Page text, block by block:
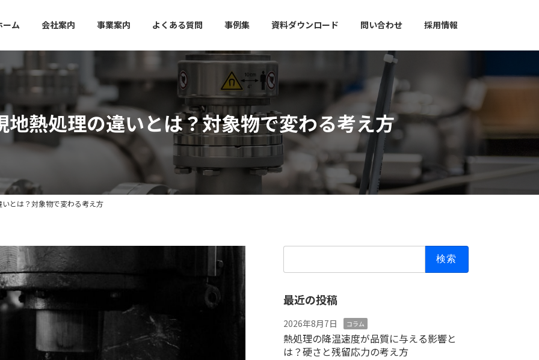
ーム 会社案内 事業案内 よくある質問 事例集 資料ダウンロード 問い合わせ 採用情報
地熱処理の違いとは？対象物で変わる考え方
とは？対象物で変わる考え方
最近の投稿
2026年8月7日 コラム
熱処理の降温速度が品質に与える影響と
は？硬さと残留応力の考え方